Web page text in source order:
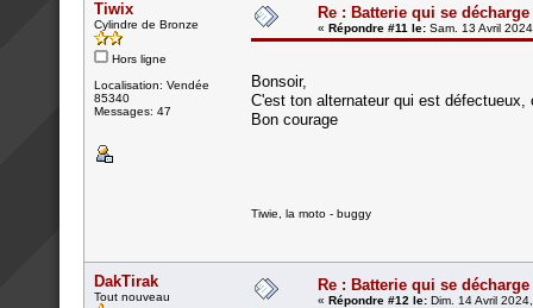
Tiwix
Cylindre de Bronze
Hors ligne
Localisation: Vendée
85340
Messages: 47
Re : Batterie qui se
« Répondre #11 le: Sam. 13 Avril
Bonsoir,
C'est ton alternateur qui est
Bon courage
Tiwie, la moto - buggy
DakTirak
Tout nouveau
Re : Batterie qui se
« Répondre #12 le: Dim. 14 Avril